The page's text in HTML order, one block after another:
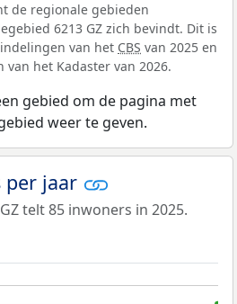
de regionale gebieden
6213 GZ zich bevindt. Dit is
van het CBS van 2025 en
het Kadaster van 2026.
gebied om de pagina met
weer te geven.
per jaar
telt 85 inwoners in 2025.